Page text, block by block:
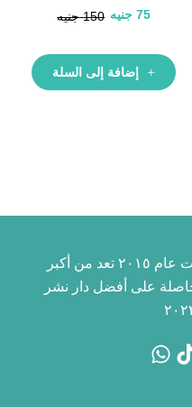
150 جنيه 75 جنيه
إضافة إلى السلة
تشكيل للنشر والتوزيع تأسست عام ٢٠١٥ تعد من أكبر
على أفضل دار نشر